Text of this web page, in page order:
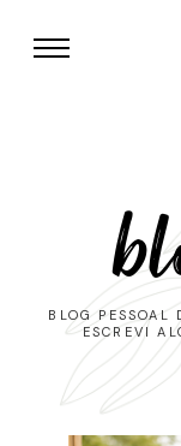
BLOG PESSOAL
ESCREVI